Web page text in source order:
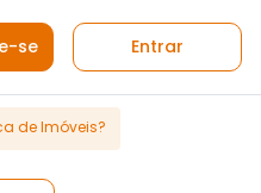
se Entrar
de Imóveis?